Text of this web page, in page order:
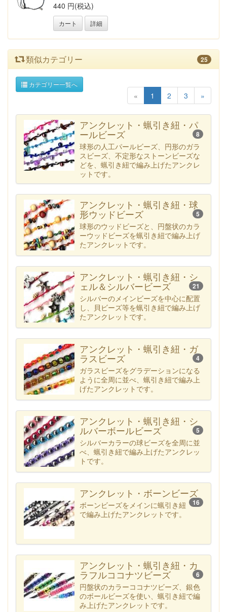
440 円(税込)
カート 詳細
類似カテゴリー 25
カテゴリー一覧へ
« 1 2 3 »
アンクレット・蝋引き紐・パ
ールビーズ 8
球形の人工パールビーズ、円形のガラ
スビーズ、不定形なストーンビーズな
どを、蝋引き紐で編み上げたアンクレ
ットです。
アンクレット・蝋引き紐・球
形ウッドビーズ 5
球形のウッドビーズと、円盤状のカラ
ーウッドビーズを蝋引き紐で編み上げ
たアンクレットです。
アンクレット・蝋引き紐・シ
ェル＆シルバービーズ 21
シルバーのメインビーズを中心に配置
し、貝ビーズ等を蝋引き紐で編み上げ
たアンクレットです。
アンクレット・蝋引き紐・ガ
ラスビーズ 4
ガラスビーズをグラデーションになる
ように全周に並べ、蝋引き紐で編み上
げたアンクレットです。
アンクレット・蝋引き紐・シ
ルバーボールビーズ 5
シルバーカラーの球ビーズを全周に並
べ、蝋引き紐で編み上げたアンクレッ
トです。
アンクレット・ボーンビーズ
16
ボーンビーズをメインに蝋引き紐
で編み上げたアンクレットです。
アンクレット・蝋引き紐・カ
ラフルココナツビーズ 6
円盤状のカラーココナツビーズ、銀色
のボールビーズを使い、蝋引き紐で編
み上げたアンクレットです。